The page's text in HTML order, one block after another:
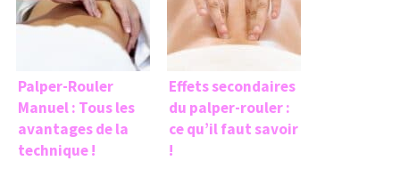
Palper-Rouler
Manuel : Tous les
avantages de la
technique !
Effets secondaires
du palper-rouler :
ce qu’il faut savoir
!